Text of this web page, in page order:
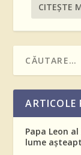
CITEŞTE
ARTICOLE
Papa Leon
lume